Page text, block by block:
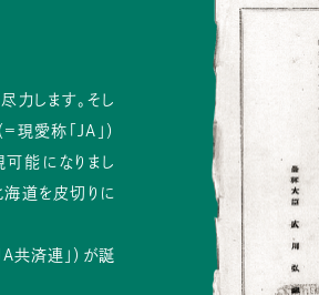
します。そし
愛称「JA」）
可能になりまし
海道を皮切りに
共済連」）が誕